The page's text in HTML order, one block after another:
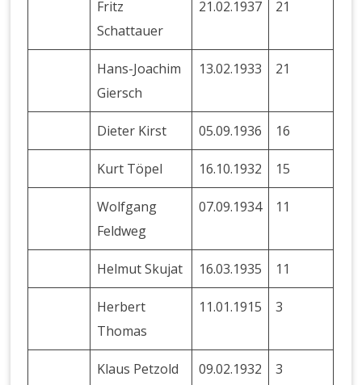
Fritz
Schattauer
21.02.1937 21
Hans-Joachim
Giersch
13.02.1933 21
Dieter Kirst 05.09.1936 16
Kurt Töpel 16.10.1932 15
Wolfgang
Feldweg
07.09.1934 11
Helmut Skujat 16.03.1935 11
Herbert
Thomas
11.01.1915 3
Klaus Petzold 09.02.1932 3